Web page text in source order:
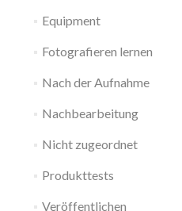
Equipment
Fotografieren lernen
Nach der Aufnahme
Nachbearbeitung
Nicht zugeordnet
Produkttests
Veröffentlichen